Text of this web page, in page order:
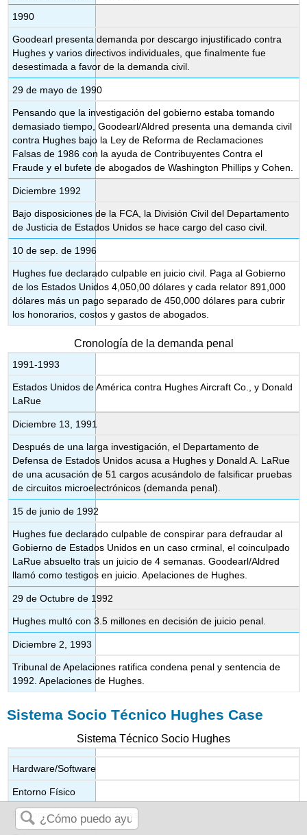
1990
Goodearl presenta demanda por descargo injustificado contra
Hughes y varios directivos individuales, que finalmente fue
desestimada a favor de la demanda civil.
29 de mayo de 1990
Pensando que la investigación del gobierno estaba tomando
demasiado tiempo, Goodearl/Aldred presenta una demanda civil
contra Hughes bajo la Ley de Reforma de Reclamaciones
Falsas de 1986 con la ayuda de Contribuyentes Contra el
Fraude y el bufete de abogados de Washington Phillips y Cohen.
Diciembre 1992
Bajo disposiciones de la FCA, la División Civil del Departamento
de Justicia de Estados Unidos se hace cargo del caso civil.
10 de sep. de 1996
Hughes fue declarado culpable en juicio civil. Paga al Gobierno
de los Estados Unidos 4,050,00 dólares y cada relator 891,000
dólares más un pago separado de 450,000 dólares para cubrir
los honorarios, costos y gastos de abogados.
Cronología de la demanda penal
1991-1993
Estados Unidos de América contra Hughes Aircraft Co., y Donald
LaRue
Diciembre 13, 1991
Después de una larga investigación, el Departamento de
Defensa de Estados Unidos acusa a Hughes y Donald A. LaRue
de una acusación de 51 cargos acusándolo de falsificar pruebas
de circuitos microelectrónicos (demanda penal).
15 de junio de 1992
Hughes fue declarado culpable de conspirar para defraudar al
Gobierno de Estados Unidos en un caso crminal, el coinculpado
LaRue absuelto tras un juicio de 4 semanas. Goodearl/Aldred
llamó como testigos en juicio. Apelaciones de Hughes.
29 de Octubre de 1992
Hughes multó con 3.5 millones en decisión de juicio penal.
Diciembre 2, 1993
Tribunal de Apelaciones ratifica condena penal y sentencia de
1992. Apelaciones de Hughes.
Sistema Socio Técnico Hughes Case
Sistema Técnico Socio Hughes
Hardware/Software
Entorno Físico
Personas, Roles, Estructuras